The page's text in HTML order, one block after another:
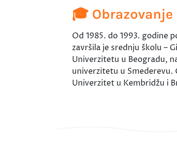
🎓 Obrazovanje
Od 1985. do 1993. godine
završila je srednju školu –
Univerzitetu u Beogradu,
univerzitetu u Smederevu.
Univerzitet u Kembridžu i